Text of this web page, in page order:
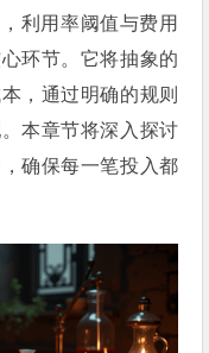
利用率阈值与费用
环节。它将抽象的
，通过明确的规则
本章节将深入探讨
确保每一笔投入都